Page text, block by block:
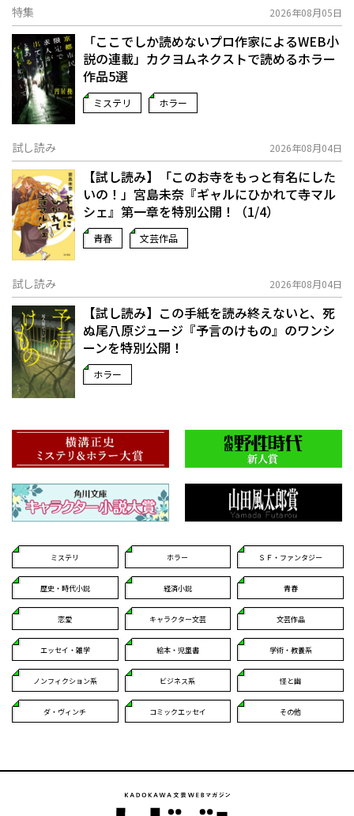
特集 2026年08月05日
「ここでしか読めないプロ作家によるWEB小
説の連載」――カクヨムネクストで読めるホラー
作品5選
ミステリ ホラー
試し読み 2026年08月04日
【試し読み】「このお寺をもっと有名にした
いの！」宮島未奈『ギャルにひかれて寺マル
シェ』第一章を特別公開！（1/4）
青春 文芸作品
試し読み 2026年08月04日
【試し読み】この手紙を読み終えないと、死
ぬ――尾八原ジュージ『予言のけもの』のワンシ
ーンを特別公開！
ホラー
ミステリ ホラー ＳＦ・ファンタジー
歴史・時代小説 経済小説 青春
恋愛 キャラクター文芸 文芸作品
エッセイ・雑学 絵本・児童書 学術・教養系
ノンフィクション系 ビジネス系 怪と幽
ダ・ヴィンチ コミックエッセイ その他